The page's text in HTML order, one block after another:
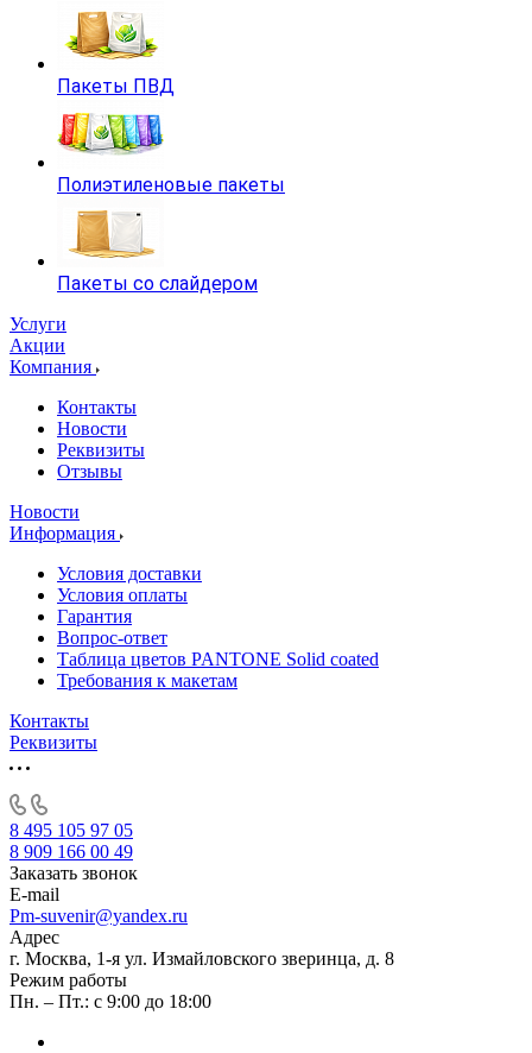
Пакеты ПВД
Полиэтиленовые пакеты
Пакеты со слайдером
Услуги
Акции
Компания
Контакты
Новости
Реквизиты
Отзывы
Новости
Информация
Условия доставки
Условия оплаты
Гарантия
Вопрос-ответ
Таблица цветов PANTONE Solid coated
Требования к макетам
Контакты
Реквизиты
8 495 105 97 05
8 909 166 00 49
Заказать звонок
E-mail
Pm-suvenir@yandex.ru
Адрес
г. Москва, 1-я ул. Измайловского зверинца, д. 8
Режим работы
Пн. – Пт.: с 9:00 до 18:00